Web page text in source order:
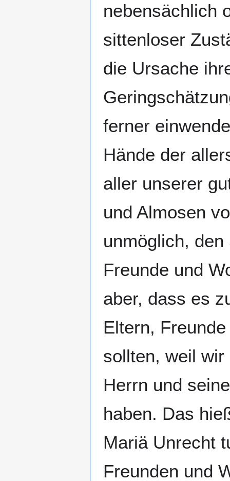
nebensächlich
sittenloser
die Ursache
ferner
Hände der
aller unserer
und Almosen
unmöglich,
Freunde und
aber, dass es
Eltern,
sollten, weil
Herrn und
haben. Das
Mariä Unrecht
Freunden und